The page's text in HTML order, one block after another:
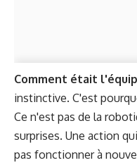
Comment était
instinctive. C'est
Ce n'est pas de la
surprises. Une action
pas fonctionner à